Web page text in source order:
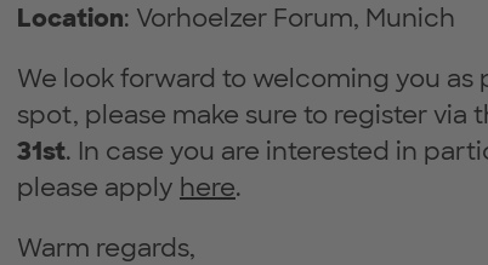
Location: Vorhoelzer Forum, Munich
We look forward to welcoming you as
spot, please make sure to register via
31st. In case you are interested in
please apply here.
Warm regards,